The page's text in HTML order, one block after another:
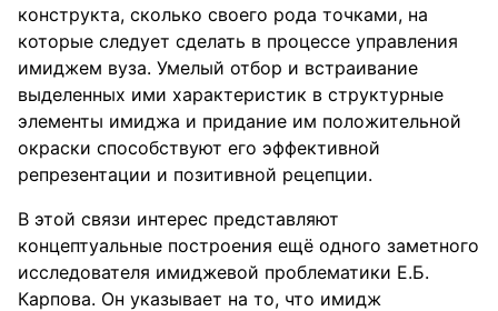
конструкта, сколько своего рода точками, на
которые следует сделать в процессе управления
имиджем вуза. Умелый отбор и встраивание
выделенных ими характеристик в структурные
элементы имиджа и придание им положительной
окраски способствуют его эффективной
репрезентации и позитивной рецепции.
В этой связи интерес представляют
концептуальные построения ещё одного заметного
исследователя имиджевой проблематики Е.Б.
Карпова. Он указывает на то, что имидж